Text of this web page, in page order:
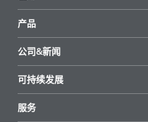
产品
所有产品
重点推荐
公司&新闻
新闻
新闻和媒体
可持续发展
服务